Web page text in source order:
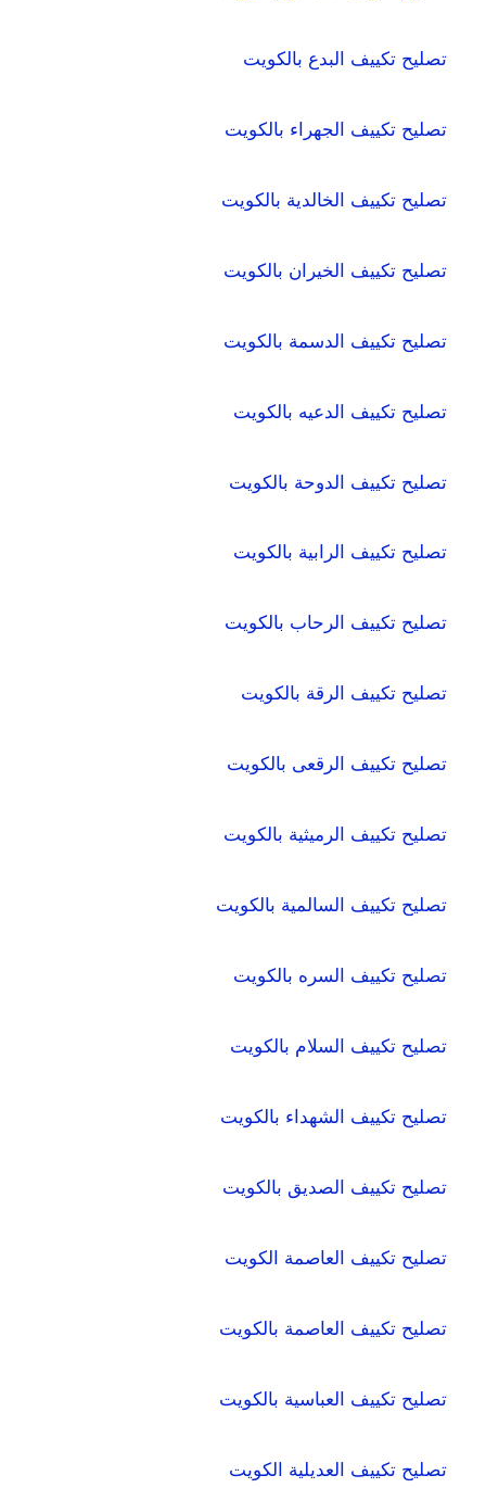
تصليح تكييف البدع بالكويت
تصليح تكييف الجهراء بالكويت
تصليح تكييف الخالدية بالكويت
تصليح تكييف الخيران بالكويت
تصليح تكييف الدسمة بالكويت
تصليح تكييف الدعيه بالكويت
تصليح تكييف الدوحة بالكويت
تصليح تكييف الرابية بالكويت
تصليح تكييف الرحاب بالكويت
تصليح تكييف الرقة بالكويت
تصليح تكييف الرقعى بالكويت
تصليح تكييف الرميثية بالكويت
تصليح تكييف السالمية بالكويت
تصليح تكييف السره بالكويت
تصليح تكييف السلام بالكويت
تصليح تكييف الشهداء بالكويت
تصليح تكييف الصديق بالكويت
تصليح تكييف العاصمة الكويت
تصليح تكييف العاصمة بالكويت
تصليح تكييف العباسية بالكويت
تصليح تكييف العديلية الكويت